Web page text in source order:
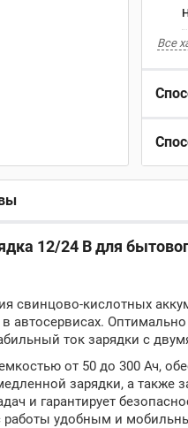
Все
12/24 В для
свинцово-кислотных
автосервисах.
ток зарядки с
от 50 до 300 Ач,
зарядки, а также
и гарантирует
работы удобным и